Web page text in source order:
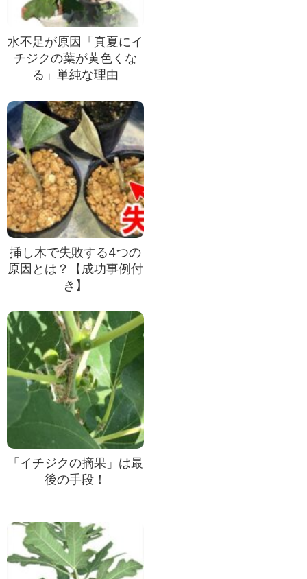
水不足が原因「真夏にイ
チジクの葉が黄色くな
る」単純な理由
挿し木で失敗する4つの
原因とは？【成功事例付
き】
「イチジクの摘果」は最
後の手段！